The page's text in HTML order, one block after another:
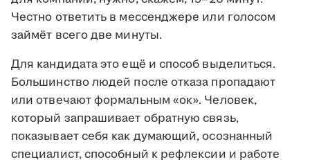
Честно ответить в мессенджере или голосом
займёт всего две минуты.
Для кандидата это ещё и способ выделиться.
Большинство людей после отказа пропадают
или отвечают формальным «ок». Человек,
который запрашивает обратную связь,
показывает себя как думающий, осознанный
специалист, способный к рефлексии и работе